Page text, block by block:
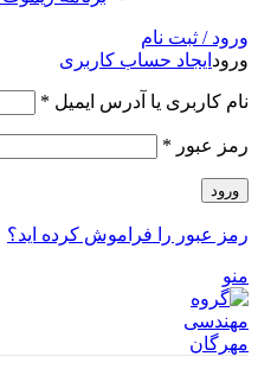
ورود / ثبت نام
ورود ایجاد حساب کاربری
نام کاربری یا آدرس ایمیل *
رمز عبور *
ورود
رمز عبور را فراموش کرده اید؟
منو